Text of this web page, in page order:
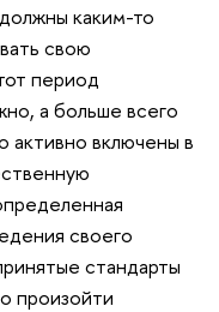
каким-то
свою
период
а больше всего
активно включены в
своего
стандарты
произойти